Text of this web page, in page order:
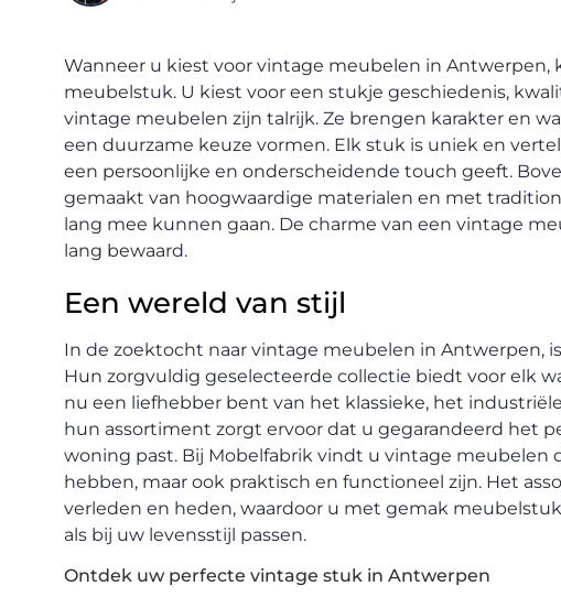
Wanneer u kiest voor vintage meubelen in Antwerpen,
meubelstuk. U kiest voor een stukje geschiedenis,
vintage meubelen zijn talrijk. Ze brengen karakter en
een duurzame keuze vormen. Elk stuk is uniek en
een persoonlijke en onderscheidende touch geeft.
gemaakt van hoogwaardige materialen en met
lang mee kunnen gaan. De charme van een vintage
lang bewaard.
Een wereld van stijl
In de zoektocht naar vintage meubelen in Antwerpen, is
Hun zorgvuldig geselecteerde collectie biedt voor elk
nu een liefhebber bent van het klassieke, het
hun assortiment zorgt ervoor dat u gegarandeerd het
woning past. Bij Mobelfabrik vindt u vintage meubelen
hebben, maar ook praktisch en functioneel zijn. Het
verleden en heden, waardoor u met gemak
als bij uw levensstijl passen.
Ontdek uw perfecte vintage stuk in Antwerpen